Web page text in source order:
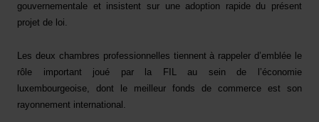
gouvernementale et insistent sur une adoption rapide du présent
projet de loi.
Les deux chambres professionnelles tiennent à rappeler d’emblée le
rôle important joué par la FIL au sein de l’économie
luxembourgeoise, dont le meilleur fonds de commerce est son
rayonnement international.